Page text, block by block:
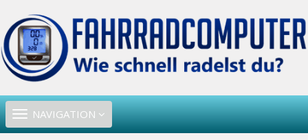
TOGGLE
NAVIGATION
NAVIGATION